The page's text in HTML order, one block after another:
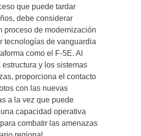
que puede tardar
debe considerar
proceso de modernización
tecnologías de vanguardia
como el F-5E. Al
estructura y los sistemas
proporciona el contacto
con las nuevas
a la vez que puede
capacidad operativa
combatir las amenazas